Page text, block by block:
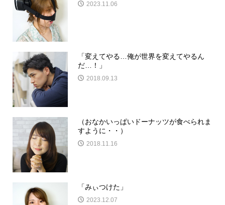
2023.11.06
「変えてやる…俺が世界を変えてやるん
だ…！」
2018.09.13
（おなかいっぱいドーナッツが食べられま
すように・・）
2018.11.16
「みぃつけた」
2023.12.07